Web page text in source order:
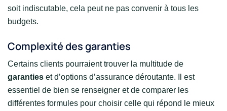
soit indiscutable, cela peut ne pas convenir à tous les
budgets.
Complexité des garanties
Certains clients pourraient trouver la multitude de
garanties et d’options d’assurance déroutante. Il est
essentiel de bien se renseigner et de comparer les
différentes formules pour choisir celle qui répond le mieux